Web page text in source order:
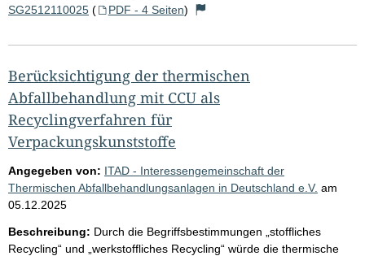
SG2512110025 ( PDF - 4 Seiten)
Berücksichtigung der thermischen
Abfallbehandlung mit CCU als
Recyclingverfahren für
Verpackungskunststoffe
Angegeben von: ITAD - Interessengemeinschaft der
Thermischen Abfallbehandlungsanlagen in Deutschland e.V. am
05.12.2025
Beschreibung: Durch die Begriffsbestimmungen „stoffliches
Recycling“ und „werkstoffliches Recycling“ würde die thermische